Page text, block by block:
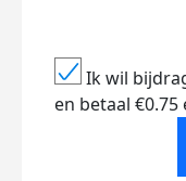
Ik wil
en betaal €0.75